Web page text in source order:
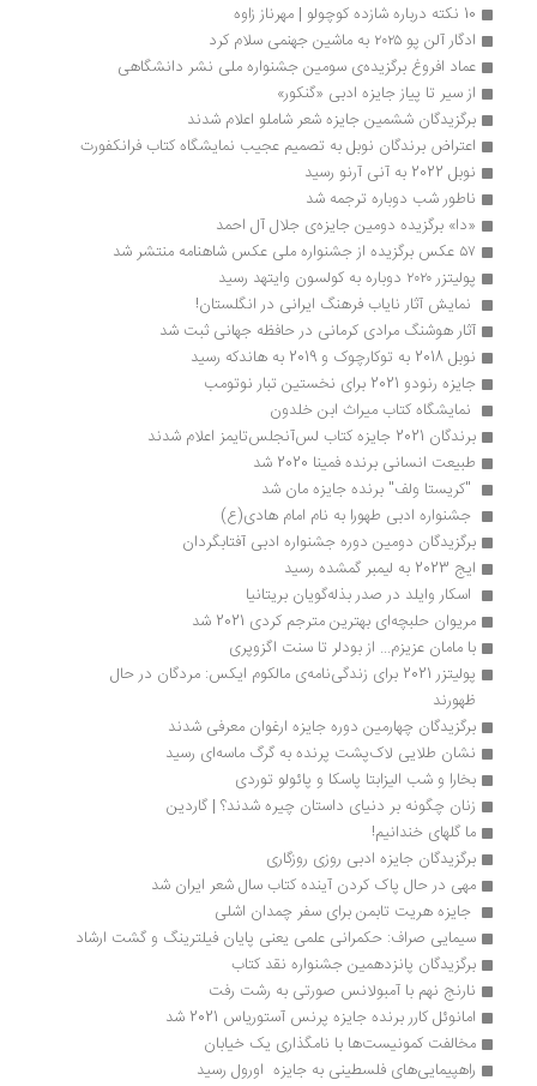
10 نکته درباره شازده کوچولو | مهرناز زاوه
ادگار آلن پو ۲۰۲۵ به ماشین جهنمی سلام کرد
عماد افروغ برگزیده‌ی سومین جشنواره ملی نشر دانشگاهی
از سیر تا پیاز جایزه‌ ادبی «گنکور»
برگزیدگان ششمین جایزه‌ شعر شاملو اعلام شدند
اعتراض برندگان نوبل به تصمیم عجیب نمایشگاه کتاب فرانکفورت
نوبل 2022 به آنی آرنو رسید
ناطور شب دوباره ترجمه شد
«دا» برگزیده دومین جایزه‌ی جلال آل احمد
۵۷ عکس برگزیده از جشنواره ملی عکس شاهنامه منتشر شد
پولیتزر ۲۰۲۰ دوباره به کولسون وایتهد رسید
نمایش آثار نایاب فرهنگ ایرانی در انگلستان!
آثار هوشنگ مرادی کرمانی در حافظه جهانی ثبت شد
نوبل 2018 به توکارچوک و 2019 به هاندکه رسید
جایزه رنودو 2021 برای نخستین تبار نوتومب
نمایشگاه کتاب میراث ابن خلدون
برندگان 2021 جایزه کتاب لس‌آنجلس‌تایمز اعلام شدند
طبیعت انسانی برنده فمینا 2020 شد
"کریستا ولف" برنده جایزه مان شد
جشنواره ادبی طهورا به نام امام هادی(ع)
برگزیدگان دومین دوره جشنواره ادبی آفتابگردان
ایج 2023 به لیمبر گمشده رسید
اسکار وایلد در صدر بذله‌گویان بریتانیا
مریوان حلبچه‌ای بهترین مترجم کردی 2021 شد
با مامان عزیزم... از بودلر تا سنت اگزوپری
ظهورند
برگزیدگان چهارمین دوره جایزه ارغوان معرفی شدند
نشان طلایی لاک‌پشت پرنده به گرگ ماسه‌ای رسید
بخارا و شب الیزابتا پاسکا و پائولو توردی
زنان چگونه بر دنیای داستان چیره شدند؟ | گاردین
ما گلهای خندانیم!
برگزیدگان جایزه ادبی روزی روزگاری
مهی در حال پاک کردن آینده کتاب سال شعر ایران شد
جایزه هریت تابمن برای سفر چمدان اشلی
سیمایی صراف: حکمرانی علمی یعنی پایان فیلترینگ و گشت ارشاد
برگزیدگان پانزدهمین جشنواره نقد کتاب
نارنج نهم با آمبولانس صورتی به رشت رفت
امانوئل کارر برنده جایزه پرنس آستوریاس 2021 شد
مخالفت کمونیست‌ها با نامگذاری یک خیابان
راهپیمایی‌های فلسطینی به جایزه  اورول رسید